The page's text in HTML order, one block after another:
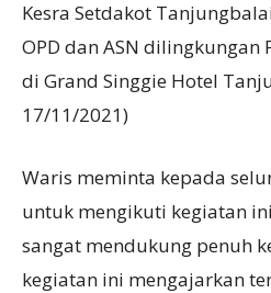
Kesra Setdakot
OPD dan ASN
di Grand Singgie Hotel
17/11/2021)
Waris meminta kepada
untuk mengikuti kegiatan
sangat mendukung penuh
kegiatan ini mengajarkan